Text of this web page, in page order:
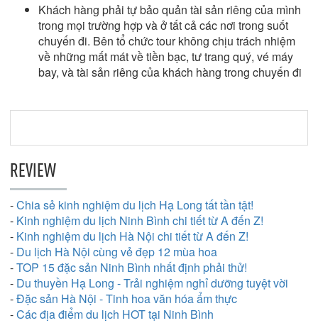
Khách hàng phải tự bảo quản tài sản riêng của mình
trong mọi trường hợp và ở tất cả các nơi trong suốt
chuyến đi. Bên tổ chức tour không chịu trách nhiệm
về những mất mát về tiền bạc, tư trang quý, vé máy
bay, và tài sản riêng của khách hàng trong chuyến đi
REVIEW
-Chia sẻ kinh nghiệm du lịch Hạ Long tất tần tật!
- Kinh nghiệm du lịch Ninh Bình chi tiết từ A đến Z!
- Kinh nghiệm du lịch Hà Nội chi tiết từ A đến Z!
- Du lịch Hà Nội cùng vẻ đẹp 12 mùa hoa
-TOP 15 đặc sản Ninh Bình nhất định phải thử!
- Du thuyền Hạ Long - Trải nghiệm nghỉ dưỡng tuyệt vời
-Đặc sản Hà Nội - Tinh hoa văn hóa ẩm thực
-Các địa điểm du lịch HOT tại Ninh Bình